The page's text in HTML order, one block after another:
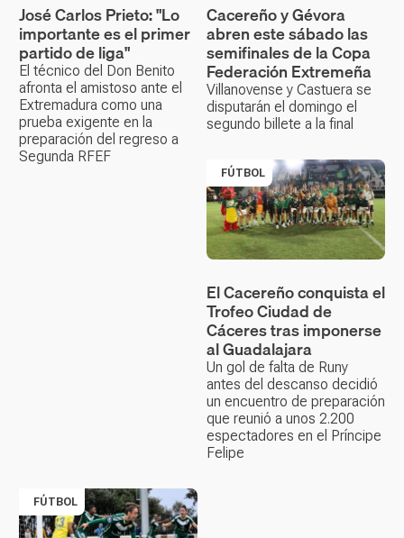
José Carlos Prieto: "Lo
importante es el primer
partido de liga"
El técnico del Don Benito
afronta el amistoso ante el
Extremadura como una
prueba exigente en la
preparación del regreso a
Segunda RFEF
Cacereño y Gévora
abren este sábado las
semifinales de la Copa
Federación Extremeña
Villanovense y Castuera se
disputarán el domingo el
segundo billete a la final
FÚTBOL
El Cacereño conquista el
Trofeo Ciudad de
Cáceres tras imponerse
al Guadalajara
Un gol de falta de Runy
antes del descanso decidió
un encuentro de preparación
que reunió a unos 2.200
espectadores en el Príncipe
Felipe
FÚTBOL